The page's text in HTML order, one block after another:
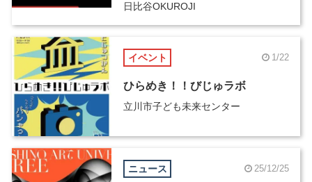
日比谷OKUROJI
イベント 1/22
ひらめき！！びじゅラボ
立川市子ども未来センター
ニュース 25/12/25